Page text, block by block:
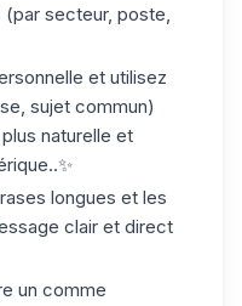
secteur, poste,
et utilisez
sujet commun)
naturelle et
longues et les
clair et direct
un comme